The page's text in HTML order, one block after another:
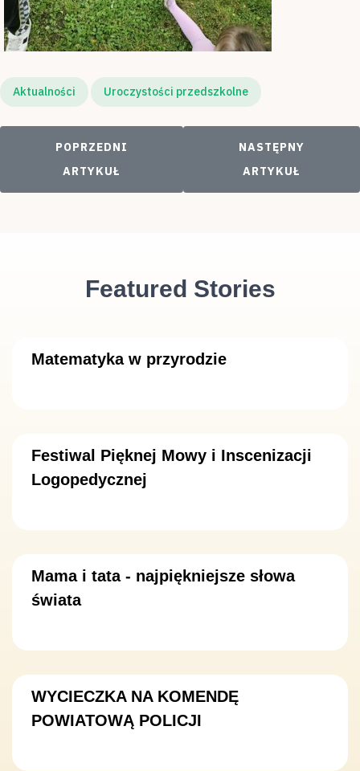
Aktualności Uroczystości przedszkolne
POPRZEDNI ARTYKUŁ: ROZSTRZYGNIĘCIE
POPRZEDNI
ARTYKUŁ
NASTĘPNY
NASTĘPNY
ARTYKUŁ
Featured Stories
Matematyka w przyrodzie
Festiwal Pięknej Mowy i Inscenizacji
Logopedycznej
Mama i tata - najpiękniejsze słowa
świata
WYCIECZKA NA KOMENDĘ
POWIATOWĄ POLICJI